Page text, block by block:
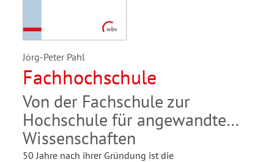
Jörg-Peter Pahl
Fachhochschule
Von der Fachschule zur
Hochschule für angewandte
Wissenschaften
50 Jahre nach ihrer Gründung ist die